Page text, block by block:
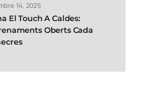
14, 2025
El Touch A Caldes:
Oberts Cada